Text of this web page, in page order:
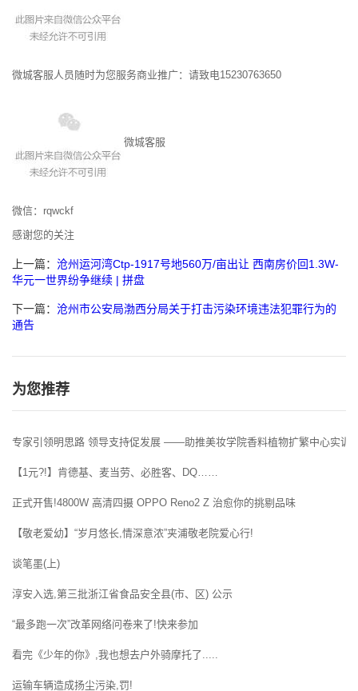
微城客服人员随时为您服务商业推广：请致电15230763650
微城客服
微信：rqwckf
感谢您的关注
上一篇： 沧州运河湾Ctp-1917号地560万/亩出让 西南房价回1.3W-
华元一世界纷争继续 | 拼盘
下一篇： 沧州市公安局渤西分局关于打击污染环境违法犯罪行为的
通告
为您推荐
专家引领明思路 领导支持促发展 ——助推美妆学院香料植物扩繁中心实训
【1元?!】肯德基、麦当劳、必胜客、DQ……
正式开售!4800W 高清四摄 OPPO Reno2 Z 治愈你的挑剔品味
【敬老爱幼】“岁月悠长,情深意浓”夹浦敬老院爱心行!
谈笔墨(上)
淳安入选,第三批浙江省食品安全县(市、区) 公示
“最多跑一次”改革网络问卷来了!快来参加
看完《少年的你》,我也想去户外骑摩托了.....
运输车辆造成扬尘污染,罚!